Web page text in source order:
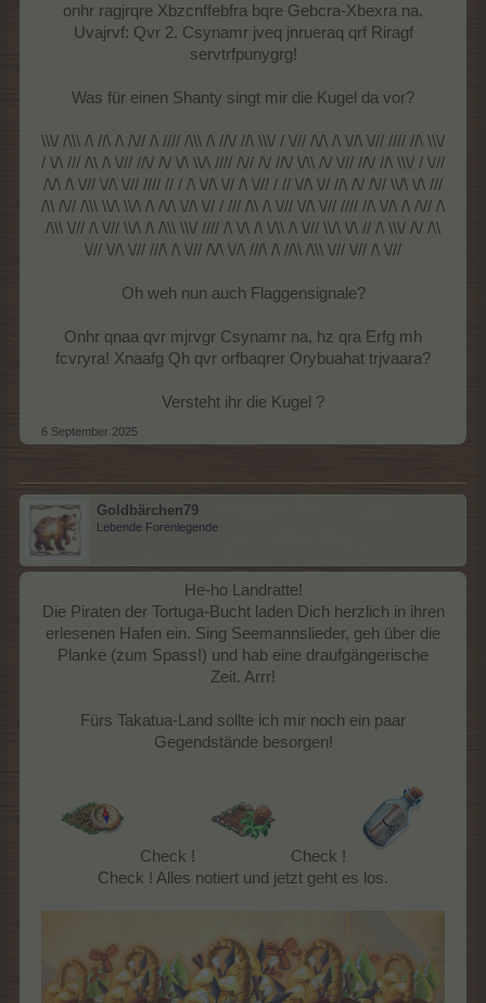
onhr ragjrqre Xbzcnffebfra bqre Gebcra-Xbexra na.
Uvajrvf: Qvr 2. Csynamr jveq jnrueraq qrf Riragf
servtrfpunygrg!
Was für einen Shanty singt mir die Kugel da vor?
\\\/ /\\\ /\ //\ /\ /\// /\ //// /\\\ /\ //\/ //\ \\\/ / \/// /\/\ /\ \//\ \/// //// //\ \\\/
/ \/\ /// /\\ /\ \/// //\/ /\/ \/\ \\/\ //// /\// /\/ //\/ \/\\ /\/ \/// //\/ //\ \\\/ / \///
/\/\ /\ \/// \//\ \/// //// // / /\ \//\ \// /\ \/// / // \//\ \// //\ /\/ /\// \\/\ \/\ ///
/\\ /\// /\\\ \\/\ \\/\ /\ /\/\ \//\ \// / /// /\\ /\ \/// \//\ \/// //// //\ \//\ /\ /\// /\
/\\\ \/// /\ \/// \\/\ /\ /\\\ \\\/ //// /\ \/\ /\ \/\\ /\ \/// \\/\ \/\ // /\ \\\/ /\/ /\\
\/// \//\ \/// ///\ /\ \/// /\/\ \//\ ///\ /\ //\\ /\\\ \/// \/// /\ \///
Oh weh nun auch Flaggensignale?
Onhr qnaa qvr mjrvgr Csynamr na, hz qra Erfg mh
fcvryra! Xnaafg Qh qvr orfbaqrer Orybuahat trjvaara?
Versteht ihr die Kugel ?​
6 September 2025
Goldbärchen79
Lebende Forenlegende
He-ho Landratte!
Die Piraten der Tortuga-Bucht laden Dich herzlich in ihren
erlesenen Hafen ein. Sing Seemannslieder, geh über die
Planke (zum Spass!) und hab eine draufgängerische
Zeit. Arrr!
Fürs Takatua-Land sollte ich mir noch ein paar
Gegendstände besorgen!
Check !
Check !
Check ! Alles notiert und jetzt geht es los.